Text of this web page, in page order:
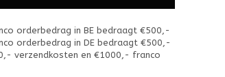
orderbedrag in BE bedraagt €500,-
orderbedrag in DE bedraagt €500,-
verzendkosten en €1000,- franco